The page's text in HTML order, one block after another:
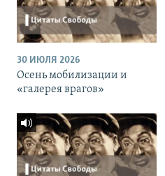
30 ИЮЛЯ 2026
Осень мобилизации и
«галерея врагов»